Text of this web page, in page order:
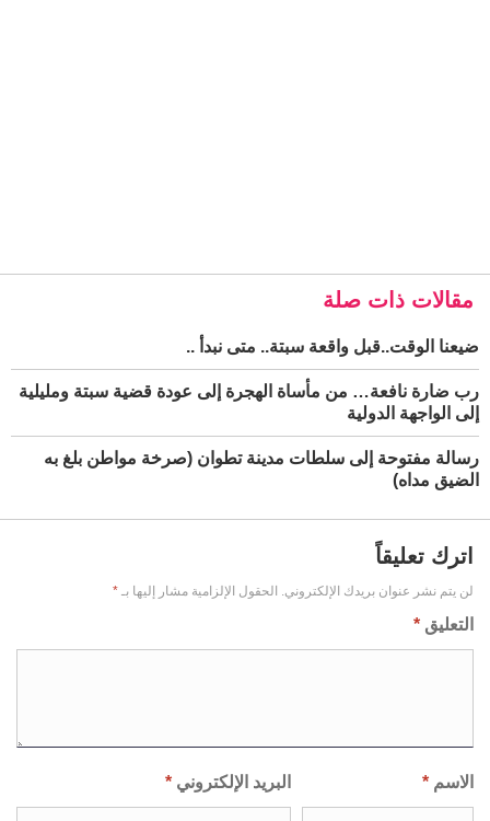
مقالات ذات صلة
ضيعنا الوقت..قبل واقعة سبتة.. متى نبدأ ..
رب ضارة نافعة… من مأساة الهجرة إلى عودة قضية سبتة ومليلية
إلى الواجهة الدولية
رسالة مفتوحة إلى سلطات مدينة تطوان (صرخة مواطن بلغ به
الضيق مداه)
اترك تعليقاً
لن يتم نشر عنوان بريدك الإلكتروني. الحقول الإلزامية مشار إليها بـ *
التعليق *
الاسم * البريد الإلكتروني*